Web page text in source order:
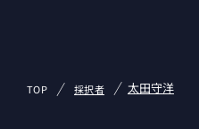
TOP / 採択者 / 太田守洋